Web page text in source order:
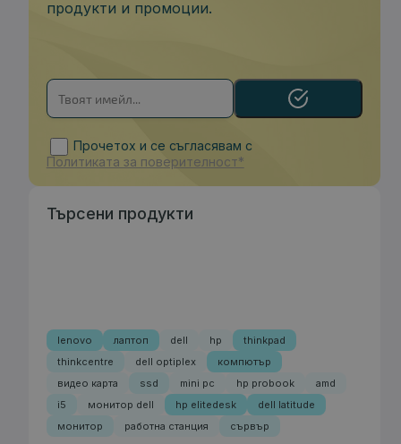
продукти и промоции.
Прочетох и се съгласявам с
Политиката за поверителност*
Търсени продукти
lenovo лаптоп dell hp
thinkpad
thinkcentre
dell optiplex
компютър
видео карта
ssd mini pc hp probook
amd
i5
монитор dell hp elitedesk
dell latitude
монитор
работна станция сървър